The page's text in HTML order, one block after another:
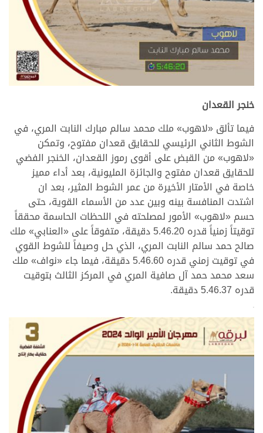
خنجر القعدان
فيما تألق «لاهوب» ملك محمد سالم مبارك النابت المري، في
الشوط الثاني الرئيسي للحقايق قعدان مفتوح، وتمكن
«لاهوب» من القبض على أقوى رموز القعدان، الخنجر الفضي
للحقايق قعدان مفتوح والجائزة المليونية، بعد أداء مميز
خاصة في الأمتار الأخيرة من عمر الشوط المثير، بعد ان
اشتدت المنافسة بينه وبين عدد من الأسماء القوية، حتى
حسم «لاهوب» الأمور لمصلحته في اللحظات الحاسمة محققاً
توقيتاً زمنياً قدره 5.46.20 دقيقة، متفوقاً على «العنابي» ملك
صالح حمد سالم النابت المري، الذي حل وصيفاً للشوط القوي
في توقيت زمني قدره 5.46.60 دقيقة، فيما جاء «نواف» ملك
سعد محمد حمد آل صافية المري في المركز الثالث بتوقيت
قدره 5.46.37 دقيقة.
>